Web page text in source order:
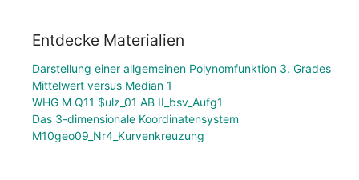
Entdecke Materialien
Darstellung einer allgemeinen Polynomfunktion 3. Grades
Mittelwert versus Median 1
WHG M Q11 $ulz_01 AB II_bsv_Aufg1
Das 3-dimensionale Koordinatensystem
M10geo09_Nr4_Kurvenkreuzung